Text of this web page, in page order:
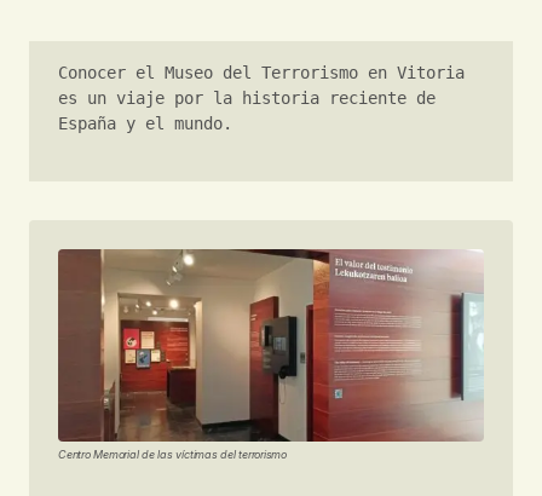
Conocer el Museo del Terrorismo en Vitoria
es un viaje por la historia reciente de
España y el mundo.
Centro Memorial de las víctimas del terrorismo